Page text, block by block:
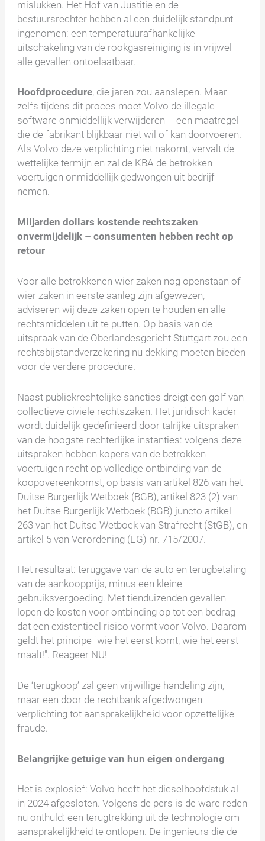
mislukken. Het Hof van Justitie en de
bestuursrechter hebben al een duidelijk standpunt
ingenomen: een temperatuurafhankelijke
uitschakeling van de rookgasreiniging is in vrijwel
alle gevallen ontoelaatbaar.
Hoofdprocedure, die jaren zou aanslepen. Maar
zelfs tijdens dit proces moet Volvo de illegale
software onmiddellijk verwijderen – een maatregel
die de fabrikant blijkbaar niet wil of kan doorvoeren.
Als Volvo deze verplichting niet nakomt, vervalt de
wettelijke termijn en zal de KBA de betrokken
voertuigen onmiddellijk gedwongen uit bedrijf
nemen.
Miljarden dollars kostende rechtszaken
onvermijdelijk – consumenten hebben recht op
retour
Voor alle betrokkenen wier zaken nog openstaan of
wier zaken in eerste aanleg zijn afgewezen,
adviseren wij deze zaken open te houden en alle
rechtsmiddelen uit te putten. Op basis van de
uitspraak van de Oberlandesgericht Stuttgart zou een
rechtsbijstandverzekering nu dekking moeten bieden
voor de verdere procedure.
Naast publiekrechtelijke sancties dreigt een golf van
collectieve civiele rechtszaken. Het juridisch kader
wordt duidelijk gedefinieerd door talrijke uitspraken
van de hoogste rechterlijke instanties: volgens deze
uitspraken hebben kopers van de betrokken
voertuigen recht op volledige ontbinding van de
koopovereenkomst, op basis van artikel 826 van het
Duitse Burgerlijk Wetboek (BGB), artikel 823 (2) van
het Duitse Burgerlijk Wetboek (BGB) juncto artikel
263 van het Duitse Wetboek van Strafrecht (StGB), en
artikel 5 van Verordening (EG) nr. 715/2007.
Het resultaat: teruggave van de auto en terugbetaling
van de aankoopprijs, minus een kleine
gebruiksvergoeding. Met tienduizenden gevallen
lopen de kosten voor ontbinding op tot een bedrag
dat een existentieel risico vormt voor Volvo. Daarom
geldt het principe "wie het eerst komt, wie het eerst
maalt!". Reageer NU!
De ‘terugkoop’ zal geen vrijwillige handeling zijn,
maar een door de rechtbank afgedwongen
verplichting tot aansprakelijkheid voor opzettelijke
fraude.
Belangrijke getuige van hun eigen ondergang
Het is explosief: Volvo heeft het dieselhoofdstuk al
in 2024 afgesloten. Volgens de pers is de ware reden
nu onthuld: een terugtrekking uit de technologie om
aansprakelijkheid te ontlopen. De ingenieurs die de